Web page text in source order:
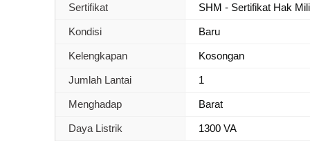
Sertifikat SHM - Sertifikat Hak
Kondisi Baru
Kelengkapan Kosongan
Jumlah Lantai 1
Menghadap Barat
Daya Listrik 1300 VA